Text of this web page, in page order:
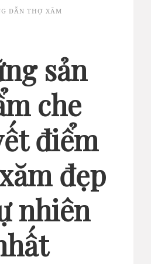
DẪN THỢ XĂM
sản
che
điểm
đẹp
nhiên